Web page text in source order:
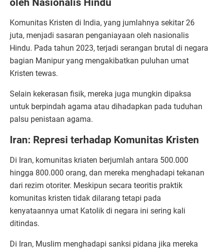
oleh Nasionalis Hindu
Komunitas Kristen di India, yang jumlahnya sekitar 26
juta, menjadi sasaran penganiayaan oleh nasionalis
Hindu. Pada tahun 2023, terjadi serangan brutal di negara
bagian Manipur yang mengakibatkan puluhan umat
Kristen tewas.
Selain kekerasan fisik, mereka juga mungkin dipaksa
untuk berpindah agama atau dihadapkan pada tuduhan
palsu penistaan agama.
Iran: Represi terhadap Komunitas Kristen
Di Iran, komunitas kriaten berjumlah antara 500.000
hingga 800.000 orang, dan mereka menghadapi tekanan
dari rezim otoriter. Meskipun secara teoritis praktik
komunitas kristen tidak dilarang tetapi pada
kenyataannya umat Katolik di negara ini sering kali
ditindas.
Di Iran, Muslim menghadapi sanksi pidana jika mereka